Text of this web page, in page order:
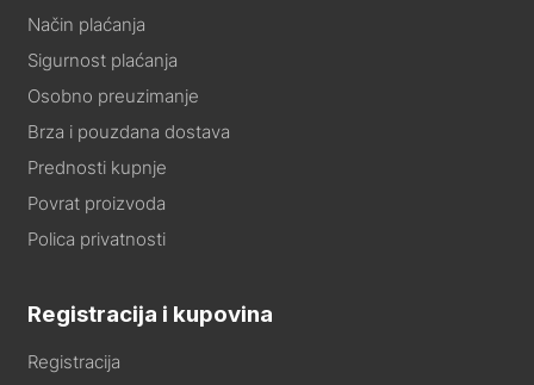
Način plaćanja
Sigurnost plaćanja
Osobno preuzimanje
Brza i pouzdana dostava
Prednosti kupnje
Povrat proizvoda
Polica privatnosti
Registracija i kupovina
Registracija